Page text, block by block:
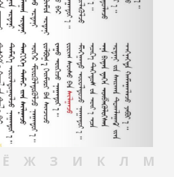
Ё Ж З И К Л
М